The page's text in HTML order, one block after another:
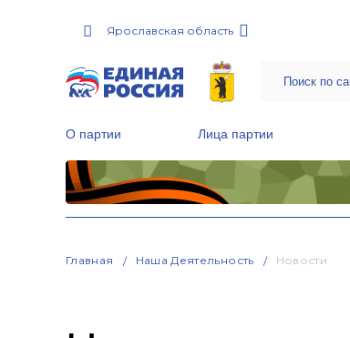
Ярославская область
О партии Лица партии
Главная Наша Деятельность Новости